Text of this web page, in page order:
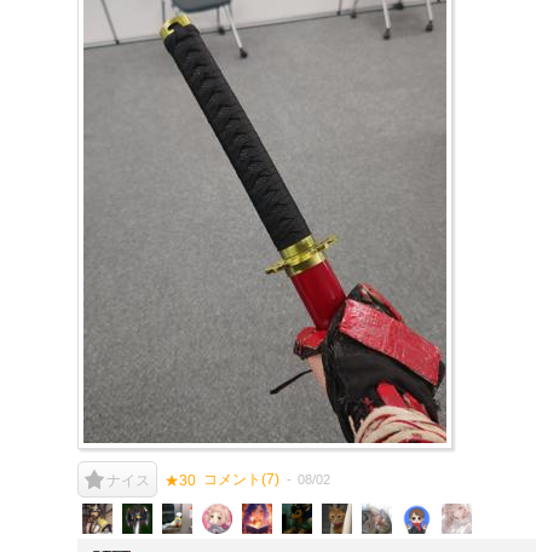
ナイス ★30 コメント(7) 08/02